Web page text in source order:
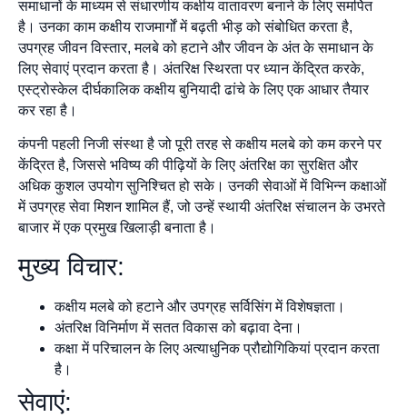
समाधानों के माध्यम से संधारणीय कक्षीय वातावरण बनाने के लिए समर्पित
है। उनका काम कक्षीय राजमार्गों में बढ़ती भीड़ को संबोधित करता है,
उपग्रह जीवन विस्तार, मलबे को हटाने और जीवन के अंत के समाधान के
लिए सेवाएं प्रदान करता है। अंतरिक्ष स्थिरता पर ध्यान केंद्रित करके,
एस्ट्रोस्केल दीर्घकालिक कक्षीय बुनियादी ढांचे के लिए एक आधार तैयार
कर रहा है।
कंपनी पहली निजी संस्था है जो पूरी तरह से कक्षीय मलबे को कम करने पर
केंद्रित है, जिससे भविष्य की पीढ़ियों के लिए अंतरिक्ष का सुरक्षित और
अधिक कुशल उपयोग सुनिश्चित हो सके। उनकी सेवाओं में विभिन्न कक्षाओं
में उपग्रह सेवा मिशन शामिल हैं, जो उन्हें स्थायी अंतरिक्ष संचालन के उभरते
बाजार में एक प्रमुख खिलाड़ी बनाता है।
मुख्य विचार:
कक्षीय मलबे को हटाने और उपग्रह सर्विसिंग में विशेषज्ञता।
अंतरिक्ष विनिर्माण में सतत विकास को बढ़ावा देना।
कक्षा में परिचालन के लिए अत्याधुनिक प्रौद्योगिकियां प्रदान करता
है।
सेवाएं: